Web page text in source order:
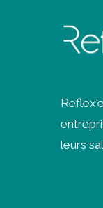
leurs